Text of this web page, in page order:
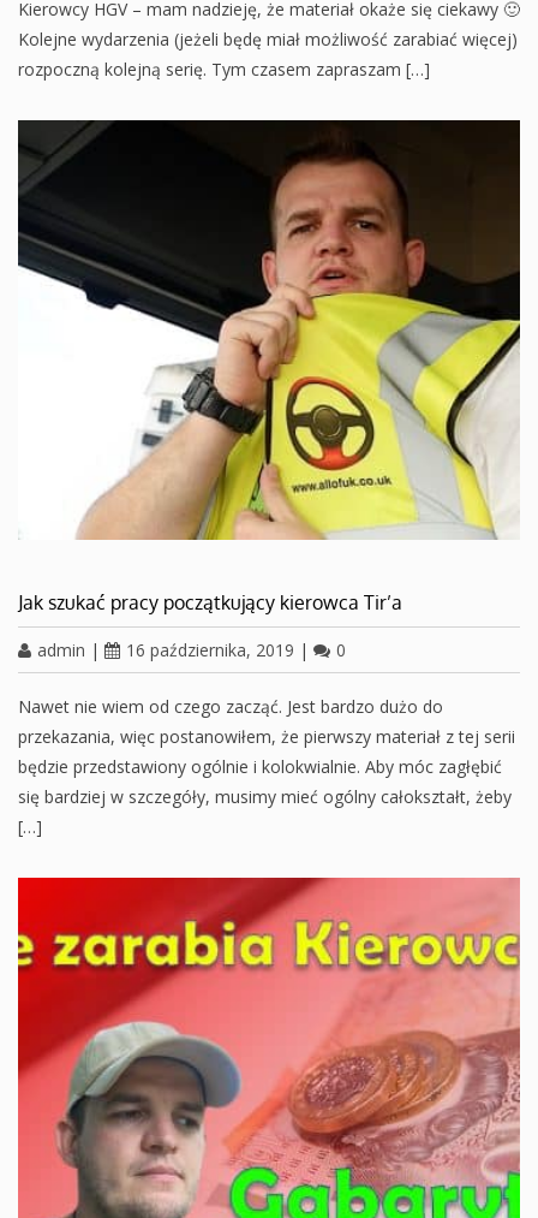
Kierowcy HGV – mam nadzieję, że materiał okaże się ciekawy 🙂
Kolejne wydarzenia (jeżeli będę miał możliwość zarabiać więcej)
rozpoczną kolejną serię. Tym czasem zapraszam […]
Jak szukać pracy początkujący kierowca Tir’a
admin | 16 października, 2019 | 0
Nawet nie wiem od czego zacząć. Jest bardzo dużo do
przekazania, więc postanowiłem, że pierwszy materiał z tej serii
będzie przedstawiony ogólnie i kolokwialnie. Aby móc zagłębić
się bardziej w szczegóły, musimy mieć ogólny całokształt, żeby
[…]